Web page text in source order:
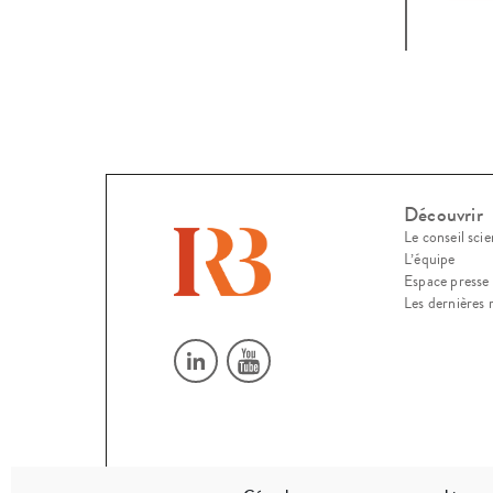
Découvrir
Le conseil
L’équipe
Espace presse
Les dernières